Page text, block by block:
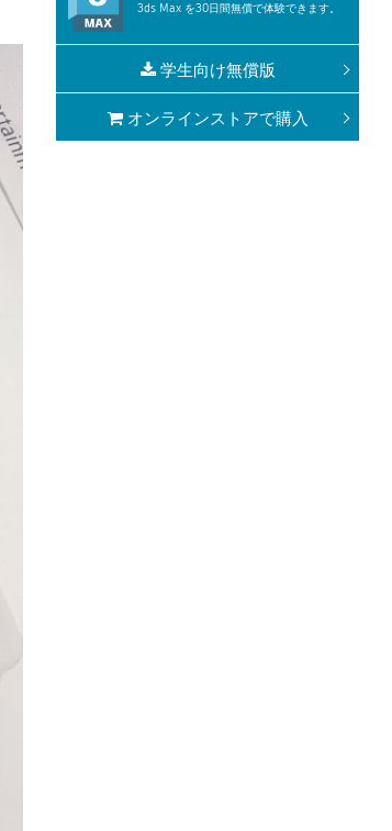
3ds Max を30日間無償で体験できます。
学生向け無償版
オンラインストアで購入